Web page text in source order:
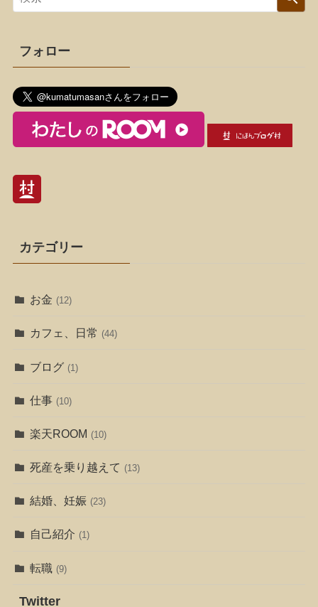
フォロー
カテゴリー
お金 (12)
カフェ、日常 (44)
ブログ (1)
仕事 (10)
楽天ROOM (10)
死産を乗り越えて (13)
結婚、妊娠 (23)
自己紹介 (1)
転職 (9)
Twitter